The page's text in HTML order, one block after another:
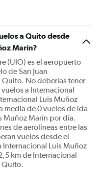
a Quito desde
Marín?
(UIO) es el aeropuerto
de San Juan
Quito. No deberías tener
a Internacional
Luis Muñoz
media de 0 vuelos de ida
Muñoz Marín por día.
de aerolíneas entre las
vuelos desde el
Internacional Luis Muñoz
km de Internacional
Quito.